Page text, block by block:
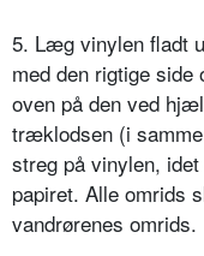
5. Læg vinylen fladt
med den rigtige side
oven på den ved
træklodsen (i
streg på vinylen,
papiret. Alle omrids
vandrørenes omrids.